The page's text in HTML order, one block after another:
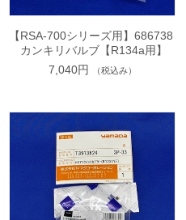
【RSA-700シリーズ用】686738
カンキリバルブ【R134a用】
7,040円
（税込み）